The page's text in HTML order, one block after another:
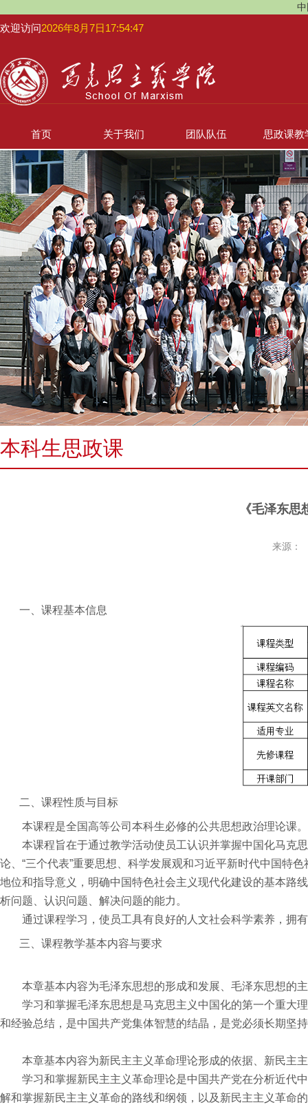
欢迎访问2026年8月7日17:54:48
首页 关于我们 团队队伍 思政课教
本科生思政课
《毛泽东
来源：
一、课程基本信息
二、课程性质与目标
本课程是全国高等公司本科生必修的公共思想政治理论课。
本课程旨在于通过教学活动使员工认识并掌握中国化马克
论、“三个代表”重要思想、科学发展观和习近平新时代中国特
地位和指导意义，明确中国特色社会主义现代化建设的基本路
析问题、认识问题、解决问题的能力。
通过课程学习，使员工具有良好的人文社会科学素养，拥
三、课程教学基本内容与要求
本章基本内容为毛泽东思想的形成和发展、毛泽东思想的
学习和掌握毛泽东思想是马克思主义中国化的第一个重大
和经验总结，是中国共产党集体智慧的结晶，是党必须长期坚
本章基本内容为新民主主义革命理论形成的依据、新民主
学习和掌握新民主主义革命理论是中国共产党在分析近代
解和掌握新民主主义革命的路线和纲领，以及新民主主义革命